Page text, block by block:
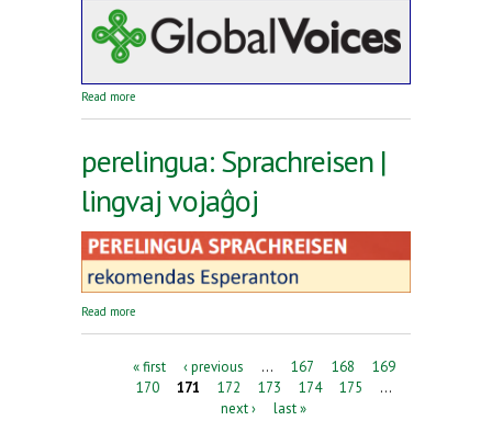
Read more
perelingua: Sprachreisen |
lingvaj vojaĝoj
Read more
Pages« first ‹ previous … 167 168
169
170
171 172 173 174 175
…
next ›
last »